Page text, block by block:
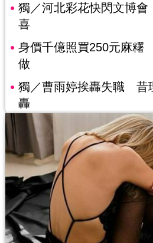
獨／河北彩花快閃文博會
喜
身價千億照買250元麻糬
做
獨／曹雨婷挨轟失職 昔
轟